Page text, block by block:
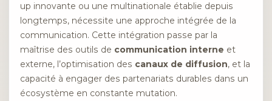
up innovante ou une multinationale établie depuis
longtemps, nécessite une approche intégrée de la
communication. Cette intégration passe par la
maîtrise des outils de communication interne et
externe, l’optimisation des canaux de diffusion, et la
capacité à engager des partenariats durables dans un
écosystème en constante mutation.